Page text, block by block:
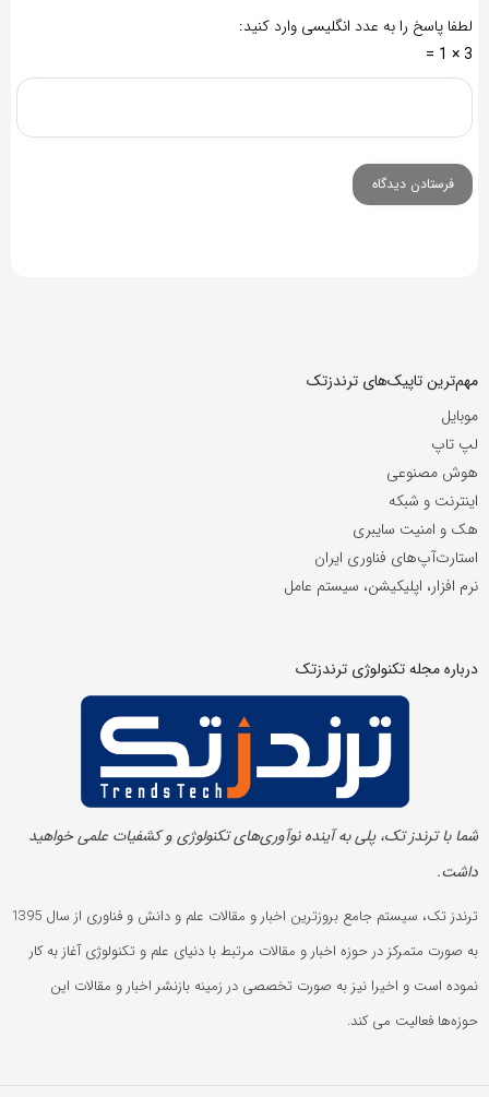
لطفا پاسخ را به عدد انگلیسی وارد کنید:
3 × 1 =
مهم‌ترین تاپیک‌های ترندزتک
موبایل
لپ تاپ
هوش مصنوعی
اینترنت و شبکه
هک و امنیت سایبری
استارت‌آپ‌های فناوری ایران
نرم افزار، اپلیکیشن، سیستم عامل
درباره مجله تکنولوژی ترندزتک
شما با ترندز تک، پلی به آینده‌ نوآوری‌های تکنولوژی و کشفیات علمی خواهید
داشت.
ترندز تک، سیستم جامع بروزترین اخبار و مقالات علم و دانش و فناوری از سال 1395
به صورت متمرکز در حوزه اخبار و مقالات مرتبط با دنیای علم و تکنولوژی آغاز به کار
نموده است و اخیرا نیز به صورت تخصصی در زمینه بازنشر اخبار و مقالات این
حوزه‌ها فعالیت می کند.